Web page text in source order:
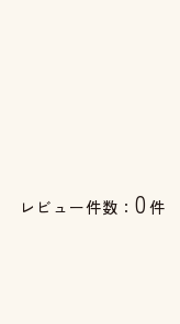
レビュー件数： 0 件